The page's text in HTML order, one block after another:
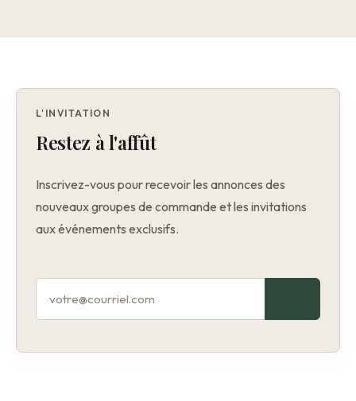
L'INVITATION
Restez à l'affût
Inscrivez-vous pour recevoir les annonces des
nouveaux groupes de commande et les invitations
aux événements exclusifs.